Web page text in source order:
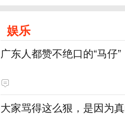
娱乐
广东人都赞不绝口的“马仔”
大家骂得这么狠，是因为